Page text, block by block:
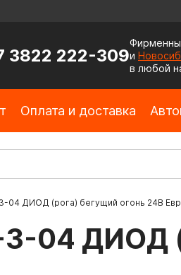
3822 222-309и
в любой
Оплата и доставка
04 ДИОД (рога) бегущий огонь 24В
04 ДИОД